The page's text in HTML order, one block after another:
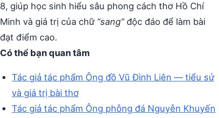
8, giúp học sinh hiểu sâu phong cách thơ Hồ Chí
Minh và giá trị của chữ “sang”độc đáo để làm bài
đạt điểm cao.
Có thể bạn quan tâm
Tác giả tác phẩm Ông đồ Vũ Đình Liên — tiểu sử
và giá trị bài thơ
Tác giả tác phẩm Ông phỗng đá Nguyễn Khuyến